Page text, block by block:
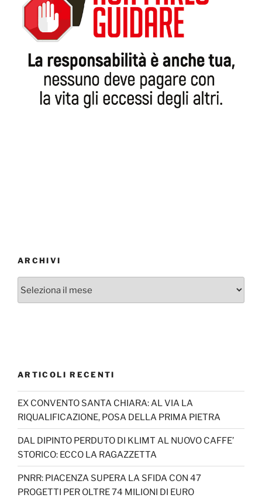
ARCHIVI
ARTICOLI RECENTI
EX CONVENTO SANTA CHIARA: AL VIA LA
RIQUALIFICAZIONE, POSA DELLA PRIMA PIETRA
DAL DIPINTO PERDUTO DI KLIMT AL NUOVO CAFFE’
STORICO: ECCO LA RAGAZZETTA
PNRR: PIACENZA SUPERA LA SFIDA CON 47
PROGETTI PER OLTRE 74 MILIONI DI EURO